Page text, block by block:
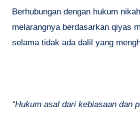
Berhubungan dengan hukum
melarangnya berdasarkan qiyas
selama tidak ada dalil yang
“Hukum asal dari kebiasaan dan